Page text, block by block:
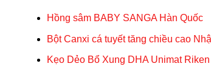
Hồng sâm BABY SANGA Hàn Quốc
Bột Canxi cá tuyết tăng chiều cao
Kẹo Dẻo Bổ Xung DHA Unimat